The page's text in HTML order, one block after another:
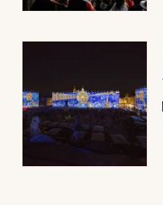
54 - Meurthe-
Choisir mes
Mon email